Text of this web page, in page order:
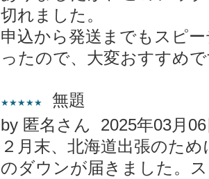
切れました。
申込から発送までもスピ
ったので、大変おすすめ
★★★★★
無題
by 匿名さん 2025年03月
２月末、北海道出張のた
のダウンが届きました。